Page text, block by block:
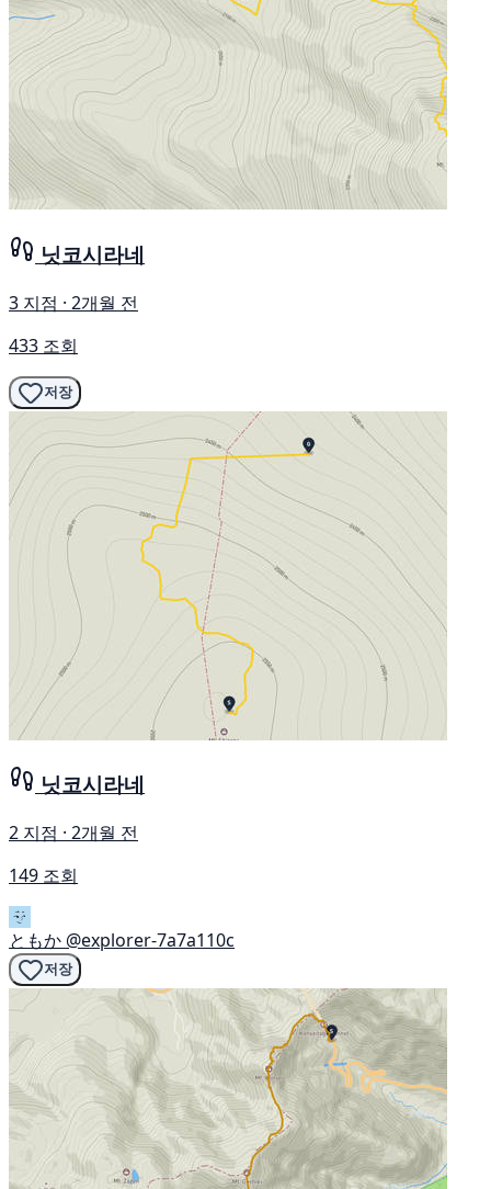
닛코시라네
3 지점 · 2개월 전
433 조회
저장
닛코시라네
2 지점 · 2개월 전
149 조회
ともか @explorer-7a7a110c
저장